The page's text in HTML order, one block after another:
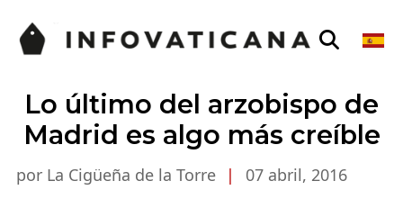
Lo último del arzobispo de
Madrid es algo más creíble
por La Cigüeña de la Torre | 07 abril, 2016